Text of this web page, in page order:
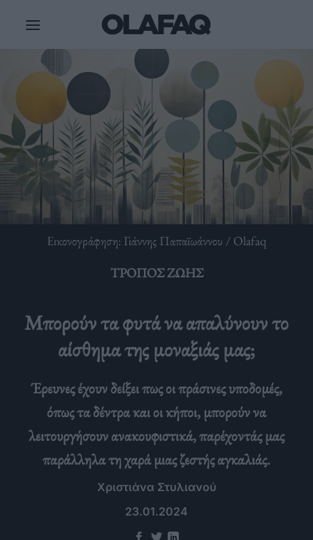
Εικονογράφηση: Γιάννης Παπαϊωάννου / Olafaq
ΤΡΌΠΟΣ ΖΩΉΣ
Μπορούν τα φυτά να απαλύνουν το
αίσθημα της μοναξιάς μας;
Έρευνες έχουν δείξει πως οι πράσινες υποδομές,
όπως τα δέντρα και οι κήποι, μπορούν να
λειτουργήσουν ανακουφιστικά, παρέχοντάς μας
παράλληλα τη χαρά μιας ζεστής αγκαλιάς.
Χριστιάνα Στυλιανού
23.01.2024